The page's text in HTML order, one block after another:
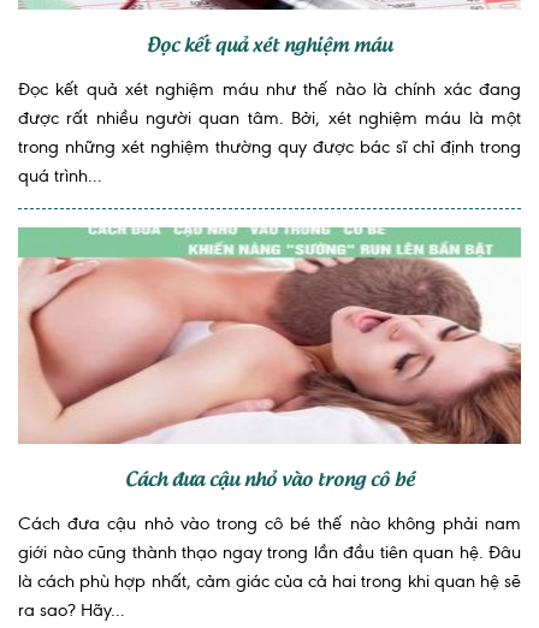
Đọc kết quả xét nghiệm máu
Đọc kết quả xét nghiệm máu như thế nào là chính xác đang
được rất nhiều người quan tâm. Bởi, xét nghiệm máu là một
trong những xét nghiệm thường quy được bác sĩ chỉ định trong
quá trình...
Cách đưa cậu nhỏ vào trong cô bé
Cách đưa cậu nhỏ vào trong cô bé thế nào không phải nam
giới nào cũng thành thạo ngay trong lần đầu tiên quan hệ. Đâu
là cách phù hợp nhất, cảm giác của cả hai trong khi quan hệ sẽ
ra sao? Hãy...